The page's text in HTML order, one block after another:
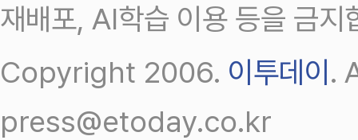
재배포, AI학습 이용 등을 금지
Copyright 2006. 이투데이.
press@etoday.co.kr